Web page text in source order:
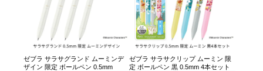
ゼブラ サラサグランド ムーミンデ
ザイン 限定 ボールペン 0.5mm
ゼブラ サラサクリップ ムーミン 限
定 ボールペン 黒 0.5mm 4本セット